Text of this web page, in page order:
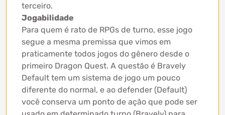
terceiro.
Jogabilidade
Para quem é rato de RPGs de turno, esse jogo
segue a mesma premissa que vimos em
praticamente todos jogos do gênero desde o
primeiro Dragon Quest. A questão é Bravely
Default tem um sistema de jogo um pouco
diferente do normal, e ao defender (Default)
você conserva um ponto de ação que pode ser